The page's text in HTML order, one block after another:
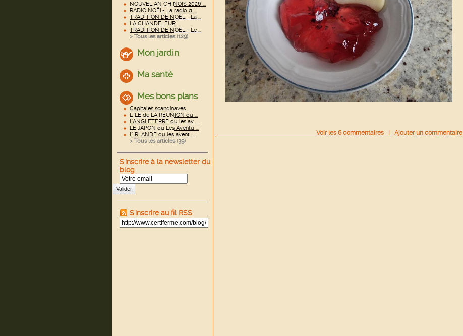
NOUVEL AN CHINOIS 2026 ...
RADIO NOËL- La radio d ...
TRADITION DE NOËL - La ...
LA CHANDELEUR
TRADITION DE NOËL - Le ...
> Tous les articles (129)
Mon jardin
Ma santé
Mes bons plans
Capitales scandinaves ...
L'ÎLE de LA RÉUNION ou ...
L'ANGLETERRE ou les av ...
LE JAPON où Les Aventu ...
L'IRLANDE ou les avent ...
> Tous les articles (39)
S'inscrire à la newsletter du
blog
Valider
S'inscrire au fil RSS
Voir les 6commentaires Ajouter un commentaire